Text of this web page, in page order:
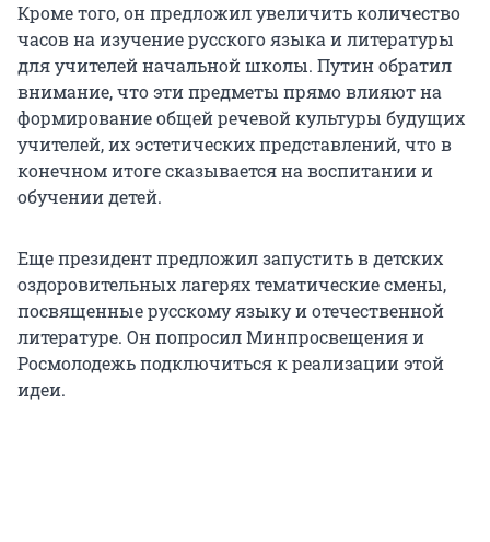
Кроме того, он предложил увеличить количество
часов на изучение русского языка и литературы
для учителей начальной школы. Путин обратил
внимание, что эти предметы прямо влияют на
формирование общей речевой культуры будущих
учителей, их эстетических представлений, что в
конечном итоге сказывается на воспитании и
обучении детей.
Еще президент предложил запустить в детских
оздоровительных лагерях тематические смены,
посвященные русскому языку и отечественной
литературе. Он попросил Минпросвещения и
Росмолодежь подключиться к реализации этой
идеи.